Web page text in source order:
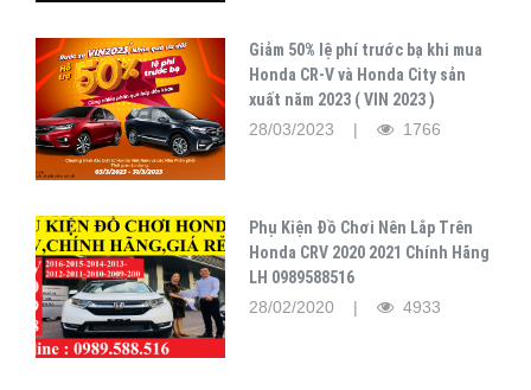
Giảm 50% lệ phí trước bạ khi mua
Honda CR-V và Honda City sản
xuất năm 2023 ( VIN 2023 )
28/03/2023 |
1766
Phụ Kiện Đồ Chơi Nên Lắp Trên
Honda CRV 2020 2021 Chính Hãng
LH 0989588516
28/02/2020 |
4933